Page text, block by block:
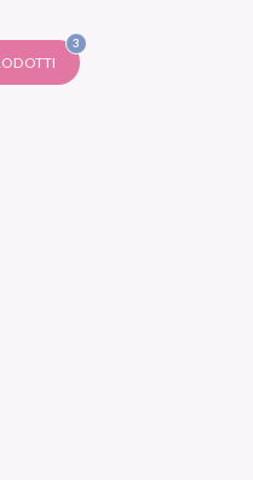
3FILTRI
SELEZIONATI